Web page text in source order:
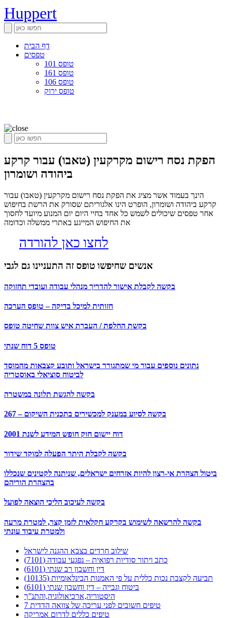
Huppert
דף הבית
טפסים
טופס 101
טופס 161
טופס 106
טופס ירוק
הפקת נסח רישום מקרקעין (טאבו) עבור קרקע
ביהודה ושומרון
הינך בעמוד אשר מציג את הפקת נסח רישום מקרקעין (טאבו) עבור
קרקע ביהודה ושומרון, הופרט הינו אלגוריתם שסורק את הרשת בחיפוש
אחר טפסים שיכולים לשמש כל אחד בחיי היום יום המנוע מיועד לחסוך
את החיפוש המייגע באתרי ממשלה וכדומה
לחצו כאן להורדה
אנשים שחיפשו טופס זה התעניינו גם לגבי
בקשה לקבלת אישור להדריך מנהלי עבודה ועובדי תחזוקה
חזותית למיכל בדיקה – טופס הערכה
בקשת החלפת / העברת איש צוות שחיטה טופס
טופס 5 דוח שנתי
נתונים נוספים עבור מי שמתגורר בישראל ותובע קצבאות מהמוסד
לביטוח סוציאלי באוסטריה
בקשה להגשת תלונה במשטרה
267 – בקשה לסיוע במענק למכשירים בתכנית השיקום
דוח יישום חוק חופש המידע לשנת 2001
בקשה לקבלת היתר הפעלה למוקד שידור
ביטול הצהרת אי-רצון להיות אזרחים ישראלים, שניתנה לקטינים שנכללו
בהצהרת הוריהם
בקשה לעיכוב הליכי הוצאה לפועל
בקשה להרשאה לשימוש בקרקע חקלאית לזמן קצר, למטרת מרעה
ולמטרת עיבוד עונתי
שילוב חרדים בצבא ההגנה לישראל
כתב ויתור סודיות רפואית – נפגעי עבודה (7101)
דין וחשבון רב שנתי (6101)
תביעה לקצבת נכות כללית על פי האמנות הבינלאומיות (10135)
ביטוח וגבייה – דין וחשבון שנתי (6101)
היסטוריה,ארכיאולוגיה,והתנ”ך
7 טיפים חשובים לפני עריכה של צוואה הדדית
טיפים כללים לדרום אמריקה